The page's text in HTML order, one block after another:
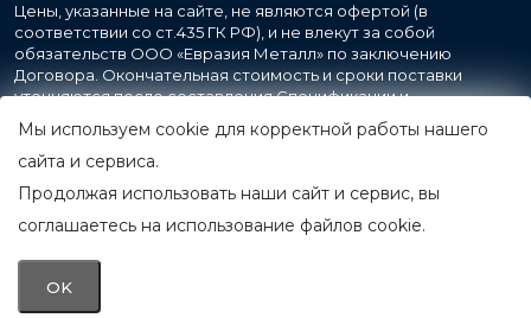
Цены, указанные на сайте, не являются офертой (в
соответствии со ст.435 ГК РФ), и не влекут за собой
обязательств ООО «Евразия Металл» по заключению
Договора. Окончательная стоимость и сроки поставки
уточняются после составления Спецификации и
фиксируются в Счете на оплату, а также Спецификации на
поставку товара.
© 2007-2026 Все права защищены.
ООО «Евразия Металл»
Мы используем cookie для корректной работы нашего
сайта и сервиса.
Продолжая использовать наши сайт и сервис, вы
соглашаетесь на использование файлов cookie.
OK